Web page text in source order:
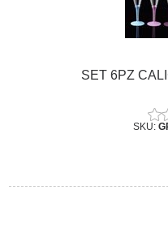
SET 6PZ
SKU: